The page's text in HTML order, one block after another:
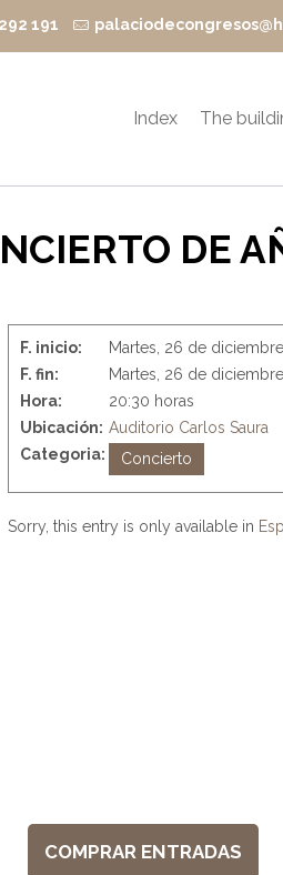
191
Index The
DE
F. inicio:
Martes, 26 de
F. fin:
Martes, 26 de
Hora:
20:30 horas
Ubicación: Auditorio Carlos Saura
Categoria:
Concierto
Sorry, this entry is only available in
COMPRAR ENTRADAS